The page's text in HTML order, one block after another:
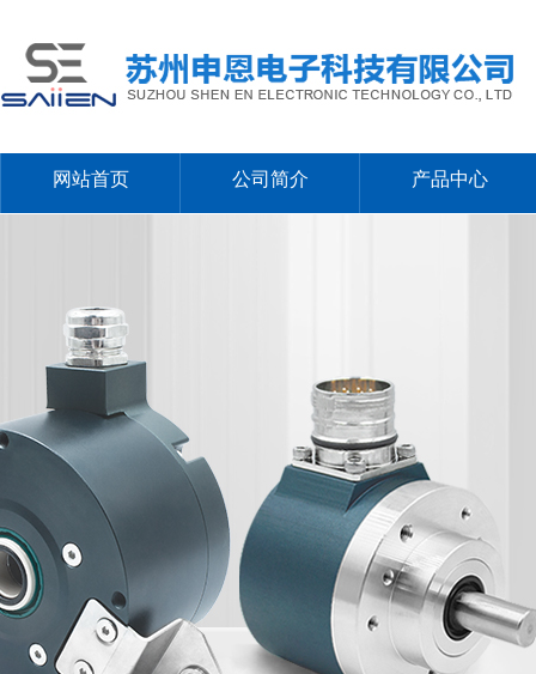
网站首页 公司简介 产品中心